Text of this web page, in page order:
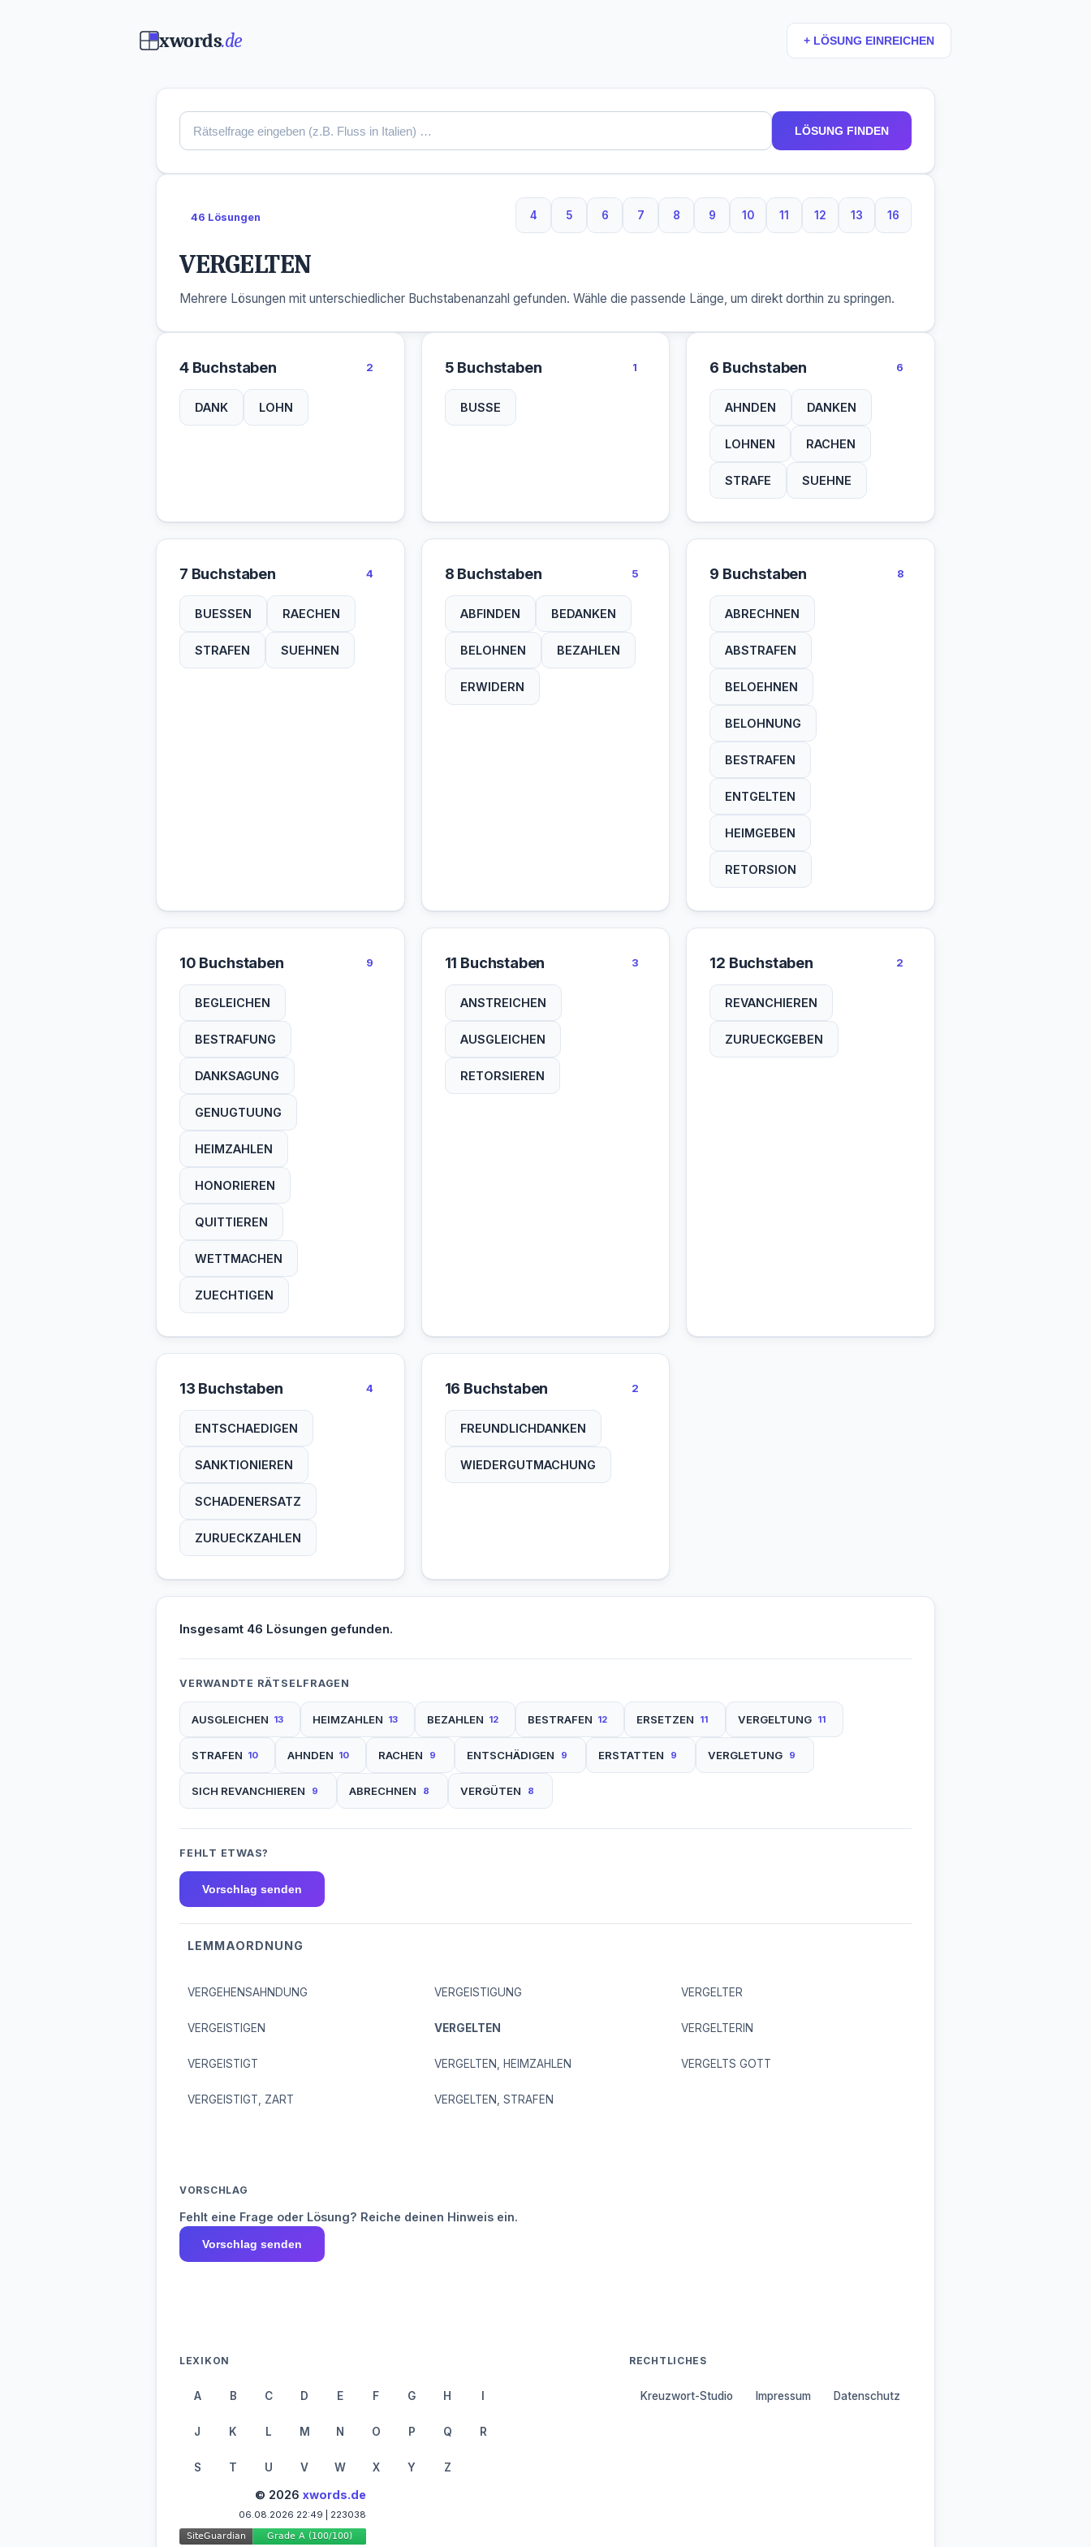
xwords.de + LÖSUNG EINREICHEN
LÖSUNG FINDEN
46 Lösungen 4
4 Buchstaben
5
5 Buchstaben
6
6 Buchstaben
7
7 Buchstaben
8
8 Buchstaben
9
9 Buchstaben
10
10 Buchstaben
11
11 Buchstaben
12
12 Buchstaben
13
13 Buchstaben
16
16 Buchstaben
VERGELTEN
Mehrere Lösungen mit unterschiedlicher Buchstabenanzahl gefunden. Wähle die passende Länge, um direkt dorthin zu springen.
4 Buchstaben 2
DANK LOHN
5 Buchstaben 1
BUSSE
6 Buchstaben 6
AHNDEN DANKEN
LOHNEN RACHEN
STRAFE SUEHNE
7 Buchstaben 4
BUESSEN RAECHEN
STRAFEN SUEHNEN
8 Buchstaben 5
ABFINDEN BEDANKEN
BELOHNEN BEZAHLEN
ERWIDERN
9 Buchstaben 8
ABRECHNEN
ABSTRAFEN
BELOEHNEN
BELOHNUNG
BESTRAFEN
ENTGELTEN
HEIMGEBEN
RETORSION
10 Buchstaben 9
BEGLEICHEN
BESTRAFUNG
DANKSAGUNG
GENUGTUUNG
HEIMZAHLEN
HONORIEREN
QUITTIEREN
WETTMACHEN
ZUECHTIGEN
11 Buchstaben 3
ANSTREICHEN
AUSGLEICHEN
RETORSIEREN
12 Buchstaben 2
REVANCHIEREN
ZURUECKGEBEN
13 Buchstaben 4
ENTSCHAEDIGEN
SANKTIONIEREN
SCHADENERSATZ
ZURUECKZAHLEN
16 Buchstaben 2
FREUNDLICHDANKEN
WIEDERGUTMACHUNG
Insgesamt 46 Lösungen gefunden.
VERWANDTE RÄTSELFRAGEN
AUSGLEICHEN 13 HEIMZAHLEN 13 BEZAHLEN 12 BESTRAFEN 12 ERSETZEN 11 VERGELTUNG 11
STRAFEN 10 AHNDEN 10 RACHEN 9 ENTSCHÄDIGEN 9 ERSTATTEN 9 VERGLETUNG 9
SICH REVANCHIEREN 9 ABRECHNEN 8 VERGÜTEN 8
FEHLT ETWAS?
Vorschlag senden
LEMMAORDNUNG
VERGEHENSAHNDUNG
VERGEISTIGEN
VERGEISTIGT
VERGEISTIGT, ZART
VERGEISTIGUNG
VERGELTEN
VERGELTEN, HEIMZAHLEN
VERGELTEN, STRAFEN
VERGELTER
VERGELTERIN
VERGELTS GOTT
VORSCHLAG
Fehlt eine Frage oder Lösung? Reiche deinen Hinweis ein.
Vorschlag senden
LEXIKON
A B C D E F G H I
J K L M N O P Q R
S T U V W X Y Z
RECHTLICHES
Kreuzwort-Studio Impressum Datenschutz
© 2026 xwords.de
06.08.2026 22:49 | 223038